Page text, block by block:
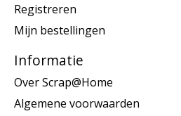
Registreren
Mijn bestellingen
Informatie
Over Scrap@Home
Algemene voorwaarden